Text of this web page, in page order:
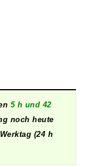
5 h und 42
noch heute
(24 h